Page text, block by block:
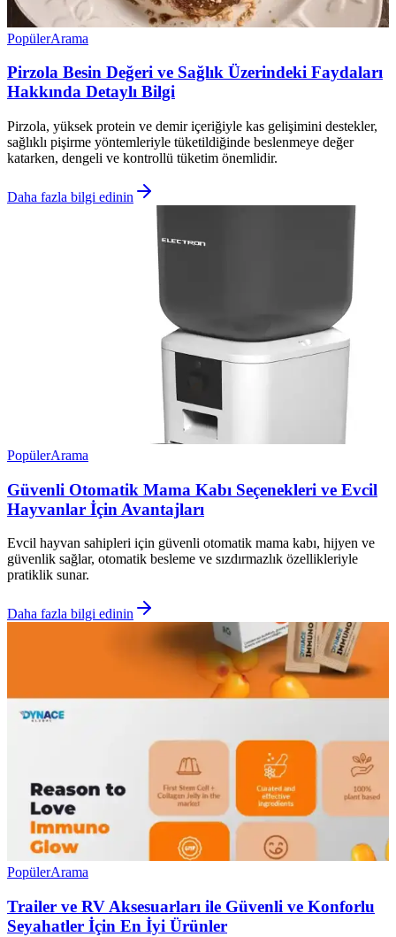
PopülerArama
Pirzola Besin Değeri ve Sağlık Üzerindeki Faydaları
Hakkında Detaylı Bilgi
Pirzola, yüksek protein ve demir içeriğiyle kas gelişimini destekler,
sağlıklı pişirme yöntemleriyle tüketildiğinde beslenmeye değer
katarken, dengeli ve kontrollü tüketim önemlidir.
Daha fazla bilgi edinin
PopülerArama
Güvenli Otomatik Mama Kabı Seçenekleri ve Evcil
Hayvanlar İçin Avantajları
Evcil hayvan sahipleri için güvenli otomatik mama kabı, hijyen ve
güvenlik sağlar, otomatik besleme ve sızdırmazlık özellikleriyle
pratiklik sunar.
Daha fazla bilgi edinin
PopülerArama
Trailer ve RV Aksesuarları ile Güvenli ve Konforlu
Seyahatler İçin En İyi Ürünler